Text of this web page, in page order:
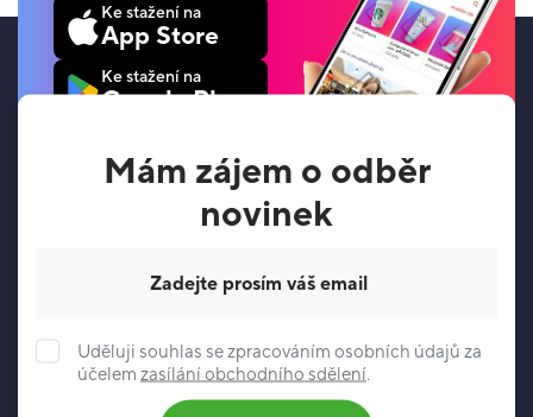
Ke stažení na
App Store
Ke stažení na
Google Play
Mám zájem o odběr
novinek
Uděluji souhlas se zpracováním osobních údajů za
účelem zasílání obchodního sdělení.